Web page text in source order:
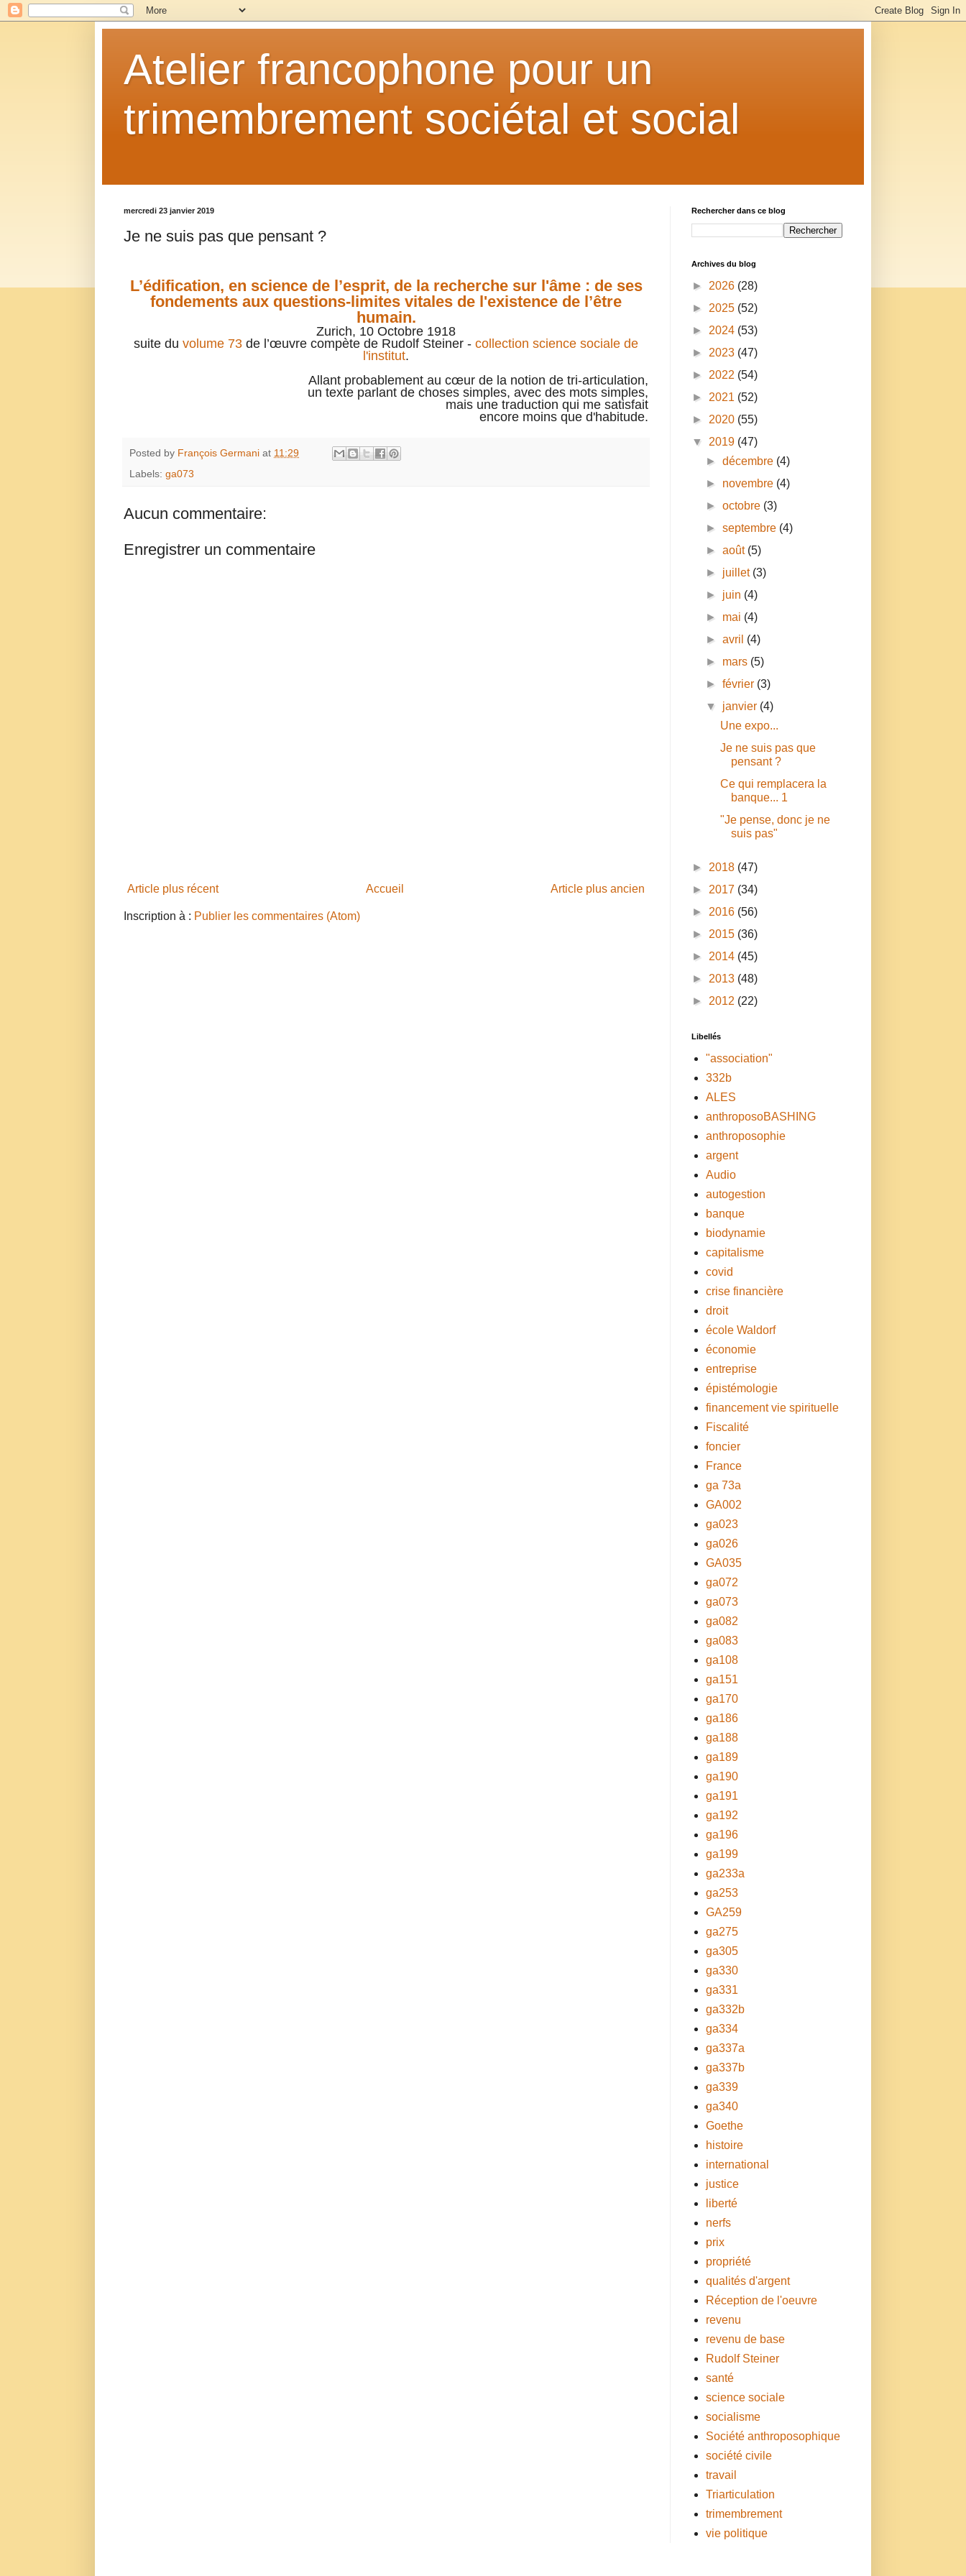
Atelier francophone pour un
trimembrement sociétal et social
mercredi 23 janvier 2019
Je ne suis pas que pensant ?
L’édification, en science de l’esprit, de la recherche sur l'âme : de ses
fondements aux questions-limites vitales de l'existence de l’être
humain.
Zurich, 10 Octobre 1918
suite du volume 73 de l’œuvre compète de Rudolf Steiner - collection science sociale de
l'institut.
Allant probablement au cœur de la notion de tri-articulation,
un texte parlant de choses simples, avec des mots simples,
mais une traduction qui me satisfait
encore moins que d'habitude.
Posted by François Germani at 11:29
Labels: ga073
Aucun commentaire:
Enregistrer un commentaire
Article plus récent Article plus ancien
Accueil
Inscription à : Publier les commentaires (Atom)
Rechercher dans ce blog
Archives du blog
► 2026 (28)
► 2025 (52)
► 2024 (53)
► 2023 (47)
► 2022 (54)
► 2021 (52)
► 2020 (55)
▼ 2019 (47)
►décembre (4)
► novembre (4)
►octobre (3)
►septembre (4)
►août (5)
► juillet (3)
► juin (4)
► mai (4)
►avril (4)
► mars (5)
►février (3)
▼ janvier (4)
Une expo...
Je ne suis pas que
pensant ?
Ce qui remplacera la
banque... 1
"Je pense, donc je ne
suis pas"
► 2018 (47)
► 2017 (34)
► 2016 (56)
► 2015 (36)
► 2014 (45)
► 2013 (48)
► 2012 (22)
Libellés
"association"
332b
ALES
anthroposoBASHING
anthroposophie
argent
Audio
autogestion
banque
biodynamie
capitalisme
covid
crise financière
droit
école Waldorf
économie
entreprise
épistémologie
financement vie spirituelle
Fiscalité
foncier
France
ga 73a
GA002
ga023
ga026
GA035
ga072
ga073
ga082
ga083
ga108
ga151
ga170
ga186
ga188
ga189
ga190
ga191
ga192
ga196
ga199
ga233a
ga253
GA259
ga275
ga305
ga330
ga331
ga332b
ga334
ga337a
ga337b
ga339
ga340
Goethe
histoire
international
justice
liberté
nerfs
prix
propriété
qualités d'argent
Réception de l'oeuvre
revenu
revenu de base
Rudolf Steiner
santé
science sociale
socialisme
Société anthroposophique
société civile
travail
Triarticulation
trimembrement
vie politique